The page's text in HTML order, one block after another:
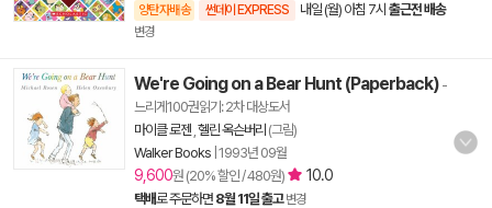
양탄자배송 썬데이 EXPRESS 내일 (월) 아침 7시 출근전 배송
변경
We're Going on a Bear Hunt (Paperback) -
느리게100권읽기: 2차 대상도서
마이클 로젠 헬린 옥슨버리 (그림)
Walker Books 1993년 09월
9,600원 (20% 할인 / 480원) 10.0
택배로 주문하면 8월 11일 출고 변경